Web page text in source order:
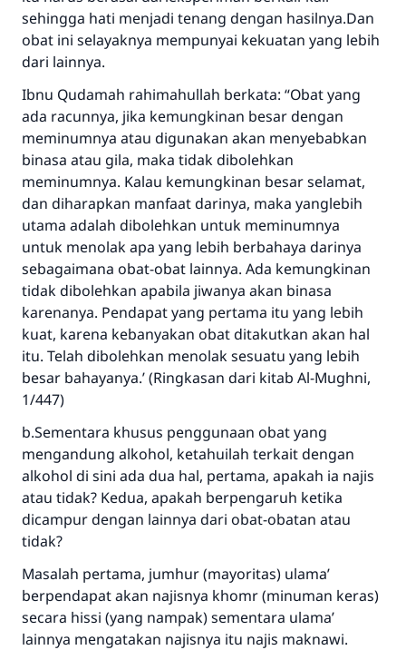
sehingga hati menjadi tenang dengan hasilnya.Dan
obat ini selayaknya mempunyai kekuatan yang lebih
dari lainnya.
Ibnu Qudamah rahimahullah berkata: “Obat yang
ada racunnya, jika kemungkinan besar dengan
meminumnya atau digunakan akan menyebabkan
binasa atau gila, maka tidak dibolehkan
meminumnya. Kalau kemungkinan besar selamat,
dan diharapkan manfaat darinya, maka yanglebih
utama adalah dibolehkan untuk meminumnya
untuk menolak apa yang lebih berbahaya darinya
sebagaimana obat-obat lainnya. Ada kemungkinan
tidak dibolehkan apabila jiwanya akan binasa
karenanya. Pendapat yang pertama itu yang lebih
kuat, karena kebanyakan obat ditakutkan akan hal
itu. Telah dibolehkan menolak sesuatu yang lebih
besar bahayanya.’ (Ringkasan dari kitab Al-Mughni,
1/447)
b.Sementara khusus penggunaan obat yang
mengandung alkohol, ketahuilah terkait dengan
alkohol di sini ada dua hal, pertama, apakah ia najis
atau tidak? Kedua, apakah berpengaruh ketika
dicampur dengan lainnya dari obat-obatan atau
tidak?
Masalah pertama, jumhur (mayoritas) ulama’
berpendapat akan najisnya khomr (minuman keras)
secara hissi (yang nampak) sementara ulama’
lainnya mengatakan najisnya itu najis maknawi.
Jawaban no. 110845
menyelamatkan pernikahan.
Bantu kami dalam memberikan jawaban untuk umat
Rasulullah ﷺ bersabda
"Siapa yang menunjukkan suatu kebaikan,
meka dia akan mendapatkan pahala yang
sama dengan orang yang melakukannya"
MUSLIM, 1893
Saham